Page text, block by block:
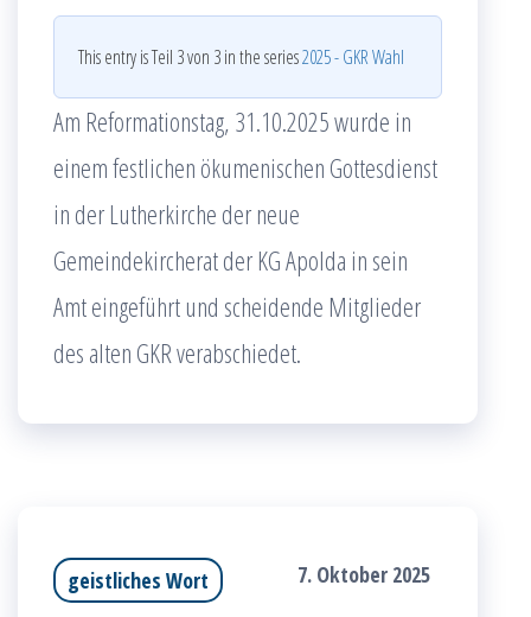
This entry is Teil 3 von 3 in the series2025 - GKR Wahl
Am Reformationstag, 31.10.2025 wurde in
einem festlichen ökumenischen Gottesdienst
in der Lutherkirche der neue
Gemeindekircherat der KG Apolda in sein
Amt eingeführt und scheidende Mitglieder
des alten GKR verabschiedet.
geistliches Wort 7. Oktober 2025